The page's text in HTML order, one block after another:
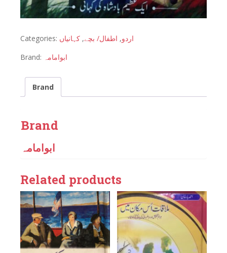
Categories: اردو, اطفال/ بچے, کہانیاں
Brand: ابوامامہ
Brand
Brand
ابوامامہ
Related products